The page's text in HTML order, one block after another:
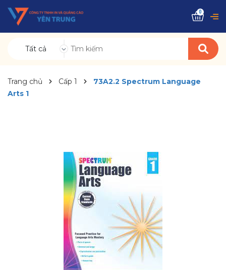
Tất cả
0
Trang chủ Cấp 1
73A2.2 Spectrum Language
Arts 1